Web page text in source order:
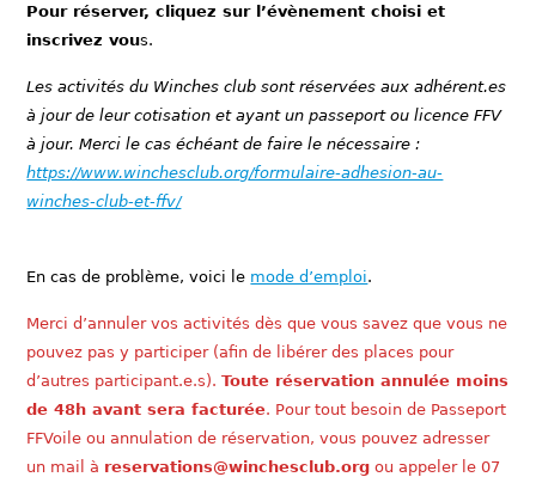
Pour réserver, cliquez sur l’évènement choisi et
inscrivez vous.
Les activités du Winches club sont réservées aux adhérent.es
à jour de leur cotisation et ayant un passeport ou licence FFV
à jour. Merci le cas échéant de faire le nécessaire :
https://www.winchesclub.org/formulaire-adhesion-au-
winches-club-et-ffv/
En cas de problème, voici le mode d’emploi.
Merci d’annuler vos activités dès que vous savez que vous ne
pouvez pas y participer (afin de libérer des places pour
d’autres participant.e.s).Toute réservation annulée moins
de 48h avant sera facturée. Pour tout besoin de Passeport
FFVoile ou annulation de réservation, vous pouvez adresser
un mail à reservations@winchesclub.org ou appeler le 07